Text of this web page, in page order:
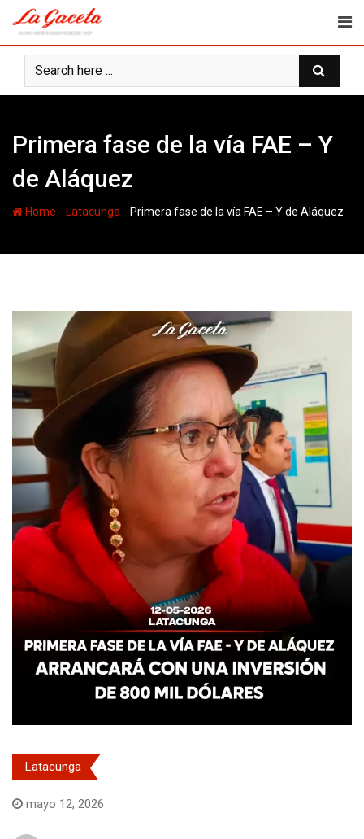
content
Primera fase de la vía FAE – Y
de Aláquez
Home - Latacunga - Primera fase de la vía FAE – Y de Aláquez
Latacunga
mayo 12, 2026